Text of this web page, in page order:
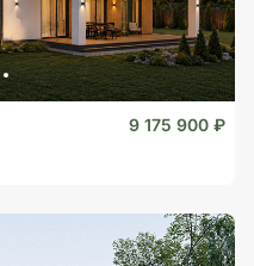
9 175 900 ₽